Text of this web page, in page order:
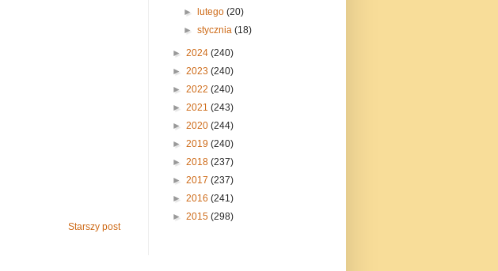
Starszy post
►lutego(20)
►stycznia(18)
► 2024 (240)
► 2023 (240)
► 2022 (240)
► 2021 (243)
► 2020 (244)
► 2019 (240)
► 2018 (237)
► 2017 (237)
► 2016 (241)
► 2015 (298)